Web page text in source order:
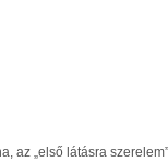
az „első látásra